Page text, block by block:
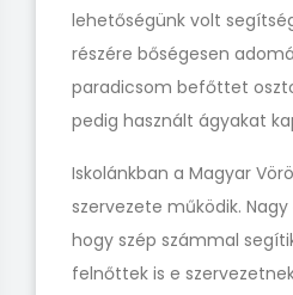
lehetőségünk volt
részére bőségesen
paradicsom befőttet
pedig használt ágyakat
Iskolánkban a Magyar
szervezete működik.
hogy szép számmal
felnőttek is e